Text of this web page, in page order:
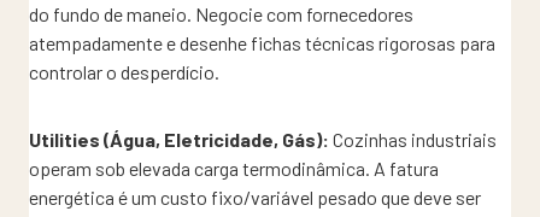
do fundo de maneio. Negocie com fornecedores
atempadamente e desenhe fichas técnicas rigorosas para
controlar o desperdício.
Utilities (Água, Eletricidade, Gás): Cozinhas industriais
operam sob elevada carga termodinâmica. A fatura
energética é um custo fixo/variável pesado que deve ser